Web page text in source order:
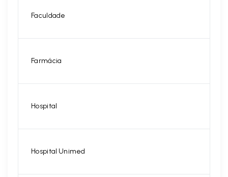
Faculdade
Farmácia
Hospital
Hospital Unimed